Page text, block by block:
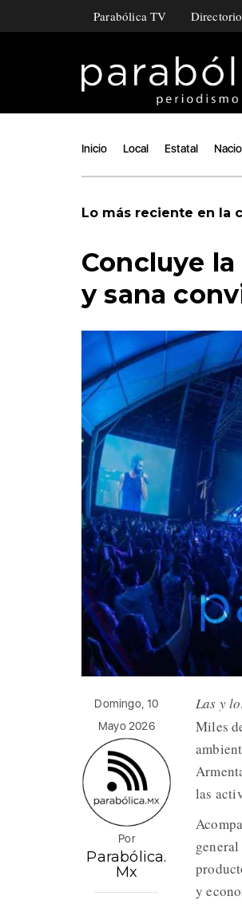
Parabólica TV Directorio
Inicio Local Estatal
Lo más reciente en la
Concluye
y sana
Domingo, 10
Mayo 2026
Por
Parabólica.
Mx
Las y
Miles
las
y